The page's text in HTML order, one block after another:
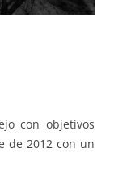
con objetivos
de 2012 con un